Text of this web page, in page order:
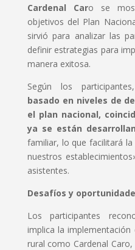
Cardenal Caro se
objetivos del Plan
sirvió para analizar las
definir estrategias para
manera exitosa.
Según los
basado en niveles de
el plan nacional,
ya se están
familiar, lo que facilitará
nuestros
asistentes.
Desafíos y
Los participantes
implica la
rural como Cardenal Caro,